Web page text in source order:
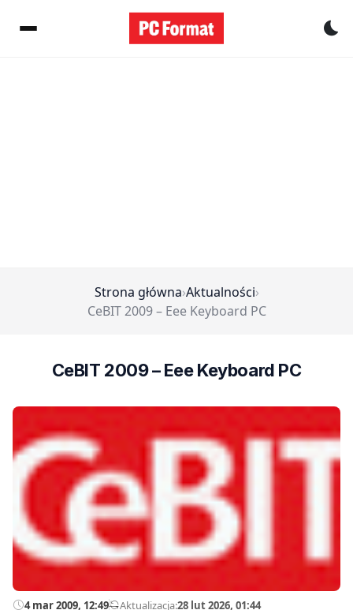
Strona główna›Aktualności›
CeBIT 2009 – Eee Keyboard PC
CeBIT 2009 – Eee Keyboard PC
4 mar 2009, 12:49—Aktualizacja:28 lut 2026, 01:44